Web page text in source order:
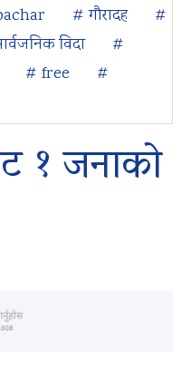
# गौरादह
#
विदा
#
# free
#
१ जनाको